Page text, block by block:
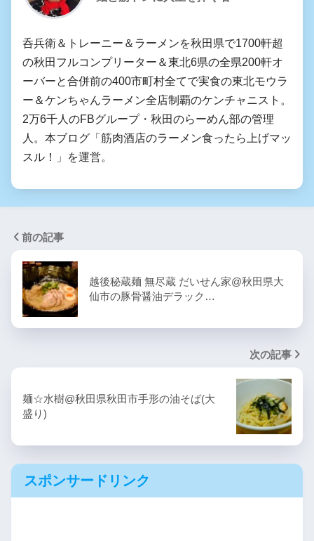
呑兵衛＆トレーニー＆ラーメンを秋田県で1700軒超
の秋田フルコンプリーター＆東北6県の全県200軒オ
ーバーと合併前の400市町村全てで実食の東北モウラ
ー＆ケンちゃんラーメン全店制覇のケンチャニスト。
2万6千人のFBグループ・秋田のらーめん部の管理
人。本ブログ「筋肉酒店のラーメン食ったら上げマッ
スル！」を運営。
前の記事
越後秘蔵麺 無尽蔵 だいせん家@秋田県大
仙市の豚骨醤油デラック…
次の記事
麺☆水樹@秋田県秋田市手形の油そば(大
盛り)
スポンサードリンク